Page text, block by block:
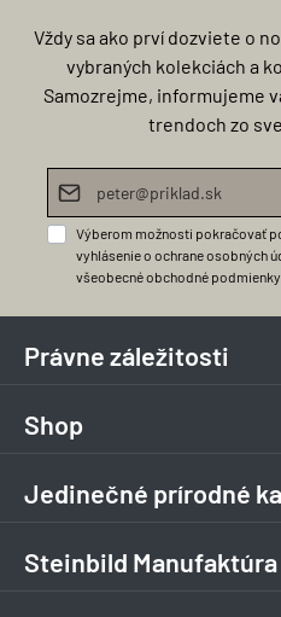
Vždy sa ako prví dozviete o
vybraných kolekciách a
Samozrejme, informujeme
trendoch zo
E-mailová adresa*
Výberom možnosti pokračovať
vyhlásenie o ochrane osobných
všeobecné obchodné podmienky
Právne záležitosti
Shop
Jedinečné prírodné
Steinbild Manufaktúra